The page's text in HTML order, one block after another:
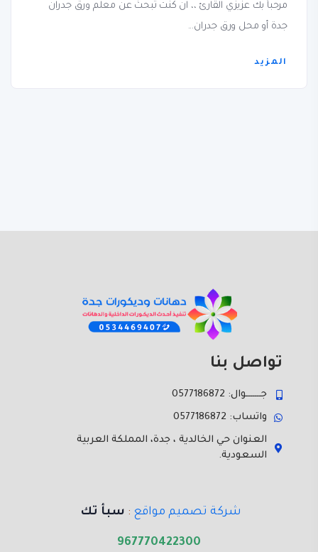
مرحباً بك عزيزي القارئ ،، ان كنت تبحث عن معلم ورق جدران
جدة أو محل ورق جدران...
المزيد
تواصل بنا
جـــــــوال: 0577186872
واتساب: 0577186872
العنوان حي الخالدية ، جدة، المملكة العربية
السعودية.
شركة تصميم مواقع : سبأ تك
967770422300